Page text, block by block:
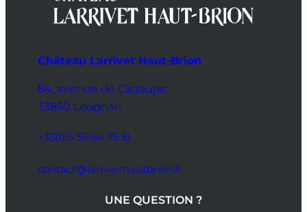
Château Larrivet Haut-Brion
84, avenue de Cadaujac
33850 Léognan
+33(0)5 56 64 75 51
contact@larrivethautbrion.fr
UNE QUESTION ?